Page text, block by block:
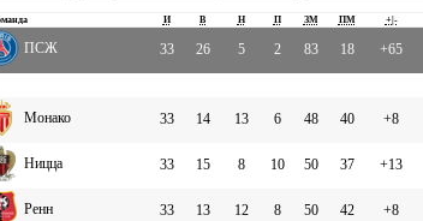
И В Н П ЗМ ПМ +|-
ПСЖ 33 26 5 2 83 18 +65
Монако 33 14 13 6 48 40 +8
Ницца 33 15 8 10 50 37 +13
Ренн 33 13 12 8 50 42 +8